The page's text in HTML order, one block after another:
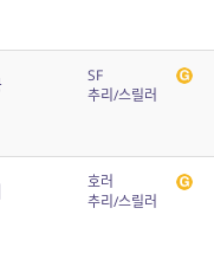
SF
추리/스릴러
호러
추리/스릴러